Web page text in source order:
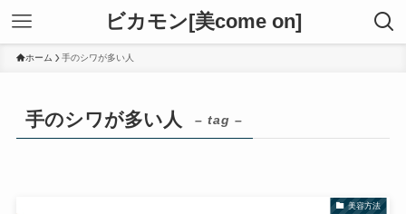
ビカモン[美come on]
ホーム 手のシワが多い人
手のシワが多い人 – tag –
美容方法